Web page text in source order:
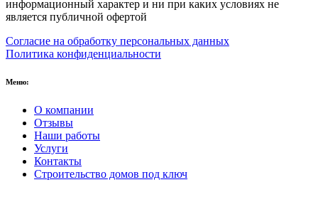
информационный характер и ни при каких условиях не
является публичной офертой
Согласие на обработку персональных данных
Политика конфиденциальности
Меню:
О компании
Отзывы
Наши работы
Услуги
Контакты
Строительство домов под ключ